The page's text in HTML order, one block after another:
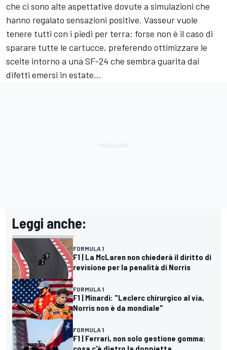
che ci sono alte aspettative dovute a simulazioni che
hanno regalato sensazioni positive. Vasseur vuole
tenere tutti con i piedi per terra: forse non è il caso di
sparare tutte le cartucce, preferendo ottimizzare le
scelte intorno a una SF-24 che sembra guarita dai
difetti emersi in estate…
Leggi anche:
FORMULA 1
F1 | La McLaren non chiederà il diritto di
revisione per la penalità di Norris
FORMULA 1
F1 | Minardi: "Leclerc chirurgico al via,
Norris non è da mondiale"
FORMULA 1
F1 | Ferrari, non solo gestione gomma: